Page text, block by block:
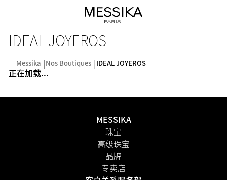
IDEAL JOYEROS
Messika Nos Boutiques IDEAL JOYEROS
正在加载...
MESSIKA
珠宝
高级珠宝
品牌
专卖店